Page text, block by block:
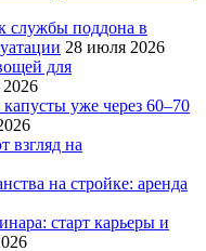
службы поддона в
28 июля 2026
для
уже через 60–70
взгляд на
на стройке: аренда
старт карьеры и